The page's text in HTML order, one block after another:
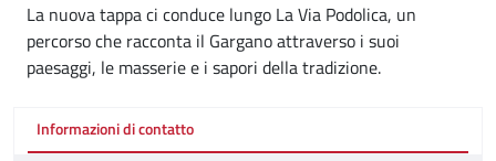
La nuova tappa ci conduce lungo La Via Podolica, un
percorso che racconta il Gargano attraverso i suoi
paesaggi, le masserie e i sapori della tradizione.
Informazioni di contatto